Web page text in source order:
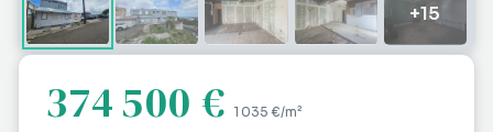
+15
374 500 € 1 035 €/m²